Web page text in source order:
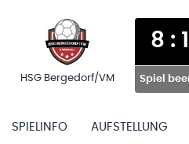
HSG Bergedorf/VM
8 :
Spiel
SPIELINFO AUFSTELLUNG